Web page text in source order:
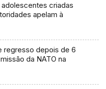
adolescentes criadas
apelam à
regresso depois de 6
da NATO na